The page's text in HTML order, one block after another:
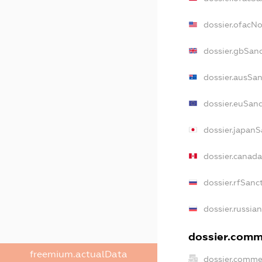
freemium.actualData